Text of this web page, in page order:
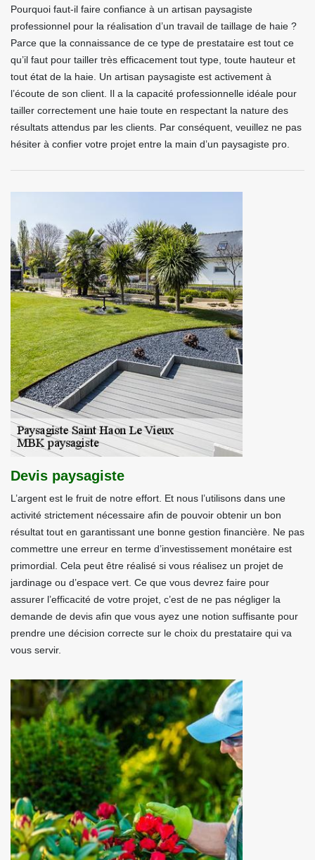
Pourquoi faut-il faire confiance à un artisan paysagiste
professionnel pour la réalisation d’un travail de taillage de haie ?
Parce que la connaissance de ce type de prestataire est tout ce
qu’il faut pour tailler très efficacement tout type, toute hauteur et
tout état de la haie. Un artisan paysagiste est activement à
l’écoute de son client. Il a la capacité professionnelle idéale pour
tailler correctement une haie toute en respectant la nature des
résultats attendus par les clients. Par conséquent, veuillez ne pas
hésiter à confier votre projet entre la main d’un paysagiste pro.
Devis paysagiste
L’argent est le fruit de notre effort. Et nous l’utilisons dans une
activité strictement nécessaire afin de pouvoir obtenir un bon
résultat tout en garantissant une bonne gestion financière. Ne pas
commettre une erreur en terme d’investissement monétaire est
primordial. Cela peut être réalisé si vous réalisez un projet de
jardinage ou d’espace vert. Ce que vous devrez faire pour
assurer l’efficacité de votre projet, c’est de ne pas négliger la
demande de devis afin que vous ayez une notion suffisante pour
prendre une décision correcte sur le choix du prestataire qui va
vous servir.